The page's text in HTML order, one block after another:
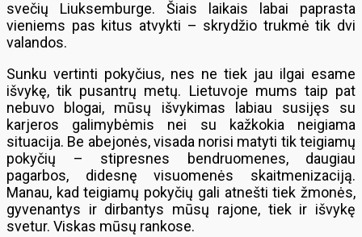
svečių Liuksemburge. Šiais laikais labai paprasta
vieniems pas kitus atvykti – skrydžio trukmė tik dvi
valandos.
Sunku vertinti pokyčius, nes ne tiek jau ilgai esame
išvykę, tik pusantrų metų. Lietuvoje mums taip pat
nebuvo blogai, mūsų išvykimas labiau susijęs su
karjeros galimybėmis nei su kažkokia neigiama
situacija. Be abejonės, visada norisi matyti tik teigiamų
pokyčių – stipresnes bendruomenes, daugiau
pagarbos, didesnę visuomenės skaitmenizaciją.
Manau, kad teigiamų pokyčių gali atnešti tiek žmonės,
gyvenantys ir dirbantys mūsų rajone, tiek ir išvykę
svetur. Viskas mūsų rankose.